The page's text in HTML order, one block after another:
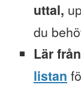
uttal,
du
Lär
listan